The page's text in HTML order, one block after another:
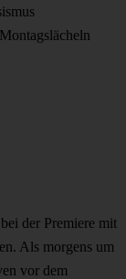
Montagslächeln
der Premiere mit
Als morgens um
vor dem